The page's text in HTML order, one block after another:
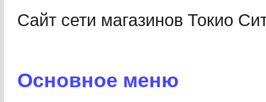
Сайт сети магазинов Токио
Основное меню